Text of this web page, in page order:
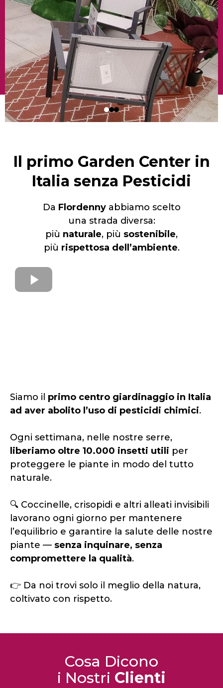
Il primo Garden Center in
Italia senza Pesticidi
Da Flordennyabbiamo scelto
una strada diversa:
più naturale, più sostenibile,
più rispettosa dell’ambiente.
Siamo il primo centro giardinaggio in Italia
ad aver abolito l’uso di pesticidi chimici.
Ogni settimana, nelle nostre serre,
liberiamo oltre 10.000 insetti utili per
proteggere le piante in modo del tutto
naturale.
🔍 Coccinelle, crisopidi e altri alleati invisibili
lavorano ogni giorno per mantenere
l’equilibrio e garantire la salute delle nostre
piante — senza inquinare, senza
compromettere la qualità.
👉 Da noi trovi solo il meglio della natura,
coltivato con rispetto.
Cosa Dicono
i Nostri Clienti